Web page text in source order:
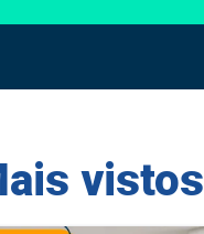
vistos